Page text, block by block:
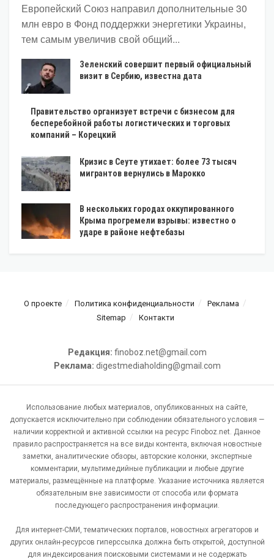
Европейский Союз направил дополнительные 30
млн евро в Фонд поддержки энергетики Украины,
тем самым увеличив свой общий...
Зеленский совершит первый официальный
визит в Сербию, известна дата
Правительство организует встречи с бизнесом для
бесперебойной работы логистических и торговых
компаний – Корецкий
Кризис в Сеуте утихает: более 73 тысяч
мигрантов вернулись в Марокко
В нескольких городах оккупированного
Крыма прогремели взрывы: известно о
ударе в районе нефтебазы
О проекте Политика конфиденциальности
Реклама
Sitemap
Контакти
Редакция: finoboz.net@gmail.com
Реклама: digestmediaholding@gmail.com
Использование любых материалов, опубликованных на сайте,
допускается исключительно при соблюдении обязательного условия —
наличии корректной и активной ссылки на ресурс Finoboz.net. Данное
правило распространяется на все виды контента, включая новостные
заметки, аналитические обзоры, авторские колонки, экспертные
комментарии, мультимедийные публикации и любые другие
материалы, размещённые на платформе. Указание источника является
обязательным вне зависимости от способа или формата
последующего распространения информации.
Для интернет-СМИ, тематических порталов, новостных агрегаторов и
других онлайн-ресурсов гиперссылка должна быть открытой, доступной
для индексирования поисковыми системами и не содержать